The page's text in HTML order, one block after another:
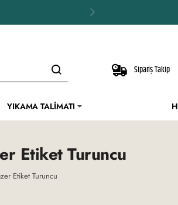
Sipariş Takip
YIKAMA TALIMATI
Etiket Turuncu
Etiket Turuncu